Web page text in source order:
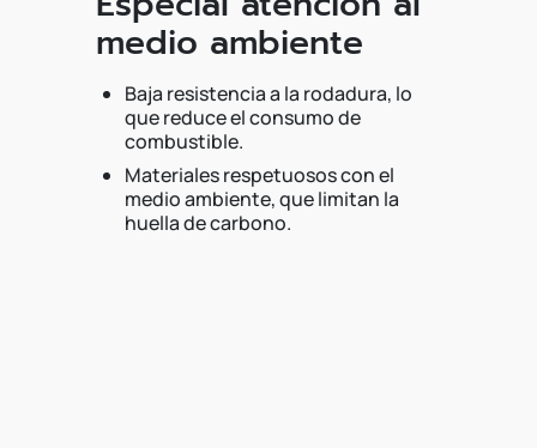
medio ambiente
Baja resistencia a la rodadura, lo
que reduce el consumo de
combustible.
Materiales respetuosos con el
medio ambiente, que limitan la
huella de carbono.